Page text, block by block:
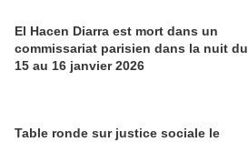
El Hacen Diarra est mort dans un
commissariat parisien dans la nuit du
15 au 16 janvier 2026
Table ronde sur justice sociale le